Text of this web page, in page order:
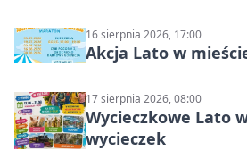
16 sierpnia 2026, 17:00
Akcja Lato w
17 sierpnia 2026, 08:00
Wycieczkowe Lato
wycieczek